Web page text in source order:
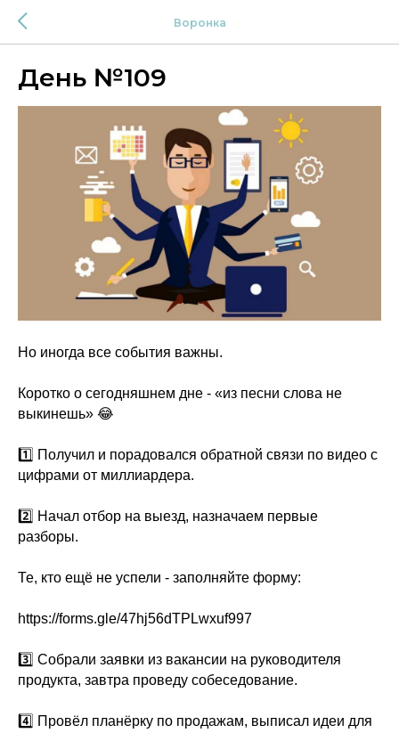
Воронка
День №109
Но иногда все события важны.
Коротко о сегодняшнем дне - «из песни слова не
выкинешь» 😂
1️⃣ Получил и порадовался обратной связи по видео с
цифрами от миллиардера.
2️⃣ Начал отбор на выезд, назначаем первые
разборы.
Те, кто ещё не успели - заполняйте форму:
https://forms.gle/47hj56dTPLwxuf997
3️⃣ Собрали заявки из вакансии на руководителя
продукта, завтра проведу собеседование.
4️⃣ Провёл планёрку по продажам, выписал идеи для